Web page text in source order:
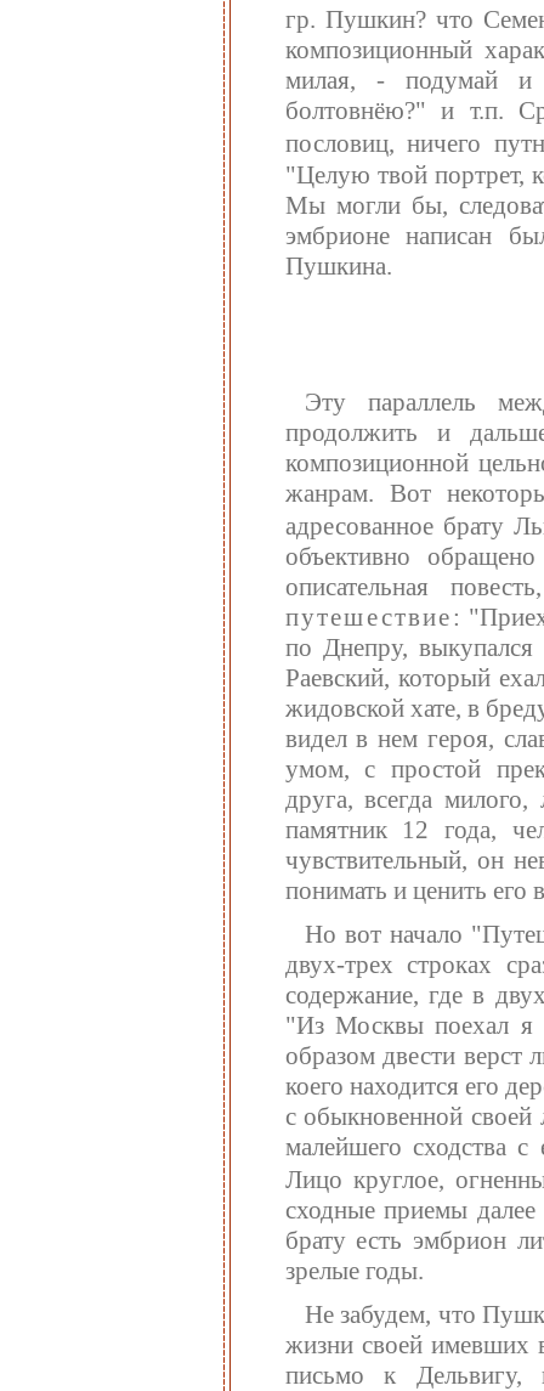
гр. Пушкин? что
композиционный
милая, - подумай и
болтовнёю?" и т.п.
пословиц, ничего
"Целую твой портрет,
Мы могли бы,
эмбрионе написан
Пушкина.
Эту параллель
продолжить и
композиционной
жанрам. Вот
адресованное брату
объективно
описательная
путешествие :
по Днепру,
Раевский, который
жидовской хате, в
видел в нем героя,
умом, с простой
друга, всегда милого,
памятник 12 года,
чувствительный, он
понимать и ценить его
Но вот начало
двух-трех строках
содержание, где в
"Из Москвы поехал я
образом двести
коего находится его
с обыкновенной
малейшего сходства
Лицо круглое,
сходные приемы
брату есть эмбрион
зрелые годы.
Не забудем, что
жизни своей имевших
письмо к Дельвигу,